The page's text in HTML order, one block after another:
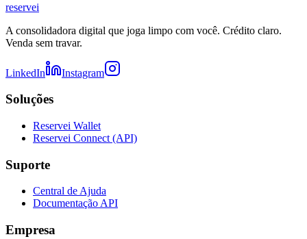
reservei
A consolidadora digital que joga limpo com você. Crédito claro.
Venda sem travar.
LinkedIn Instagram
Soluções
Reservei Wallet
Reservei Connect (API)
Suporte
Central de Ajuda
Documentação API
Empresa